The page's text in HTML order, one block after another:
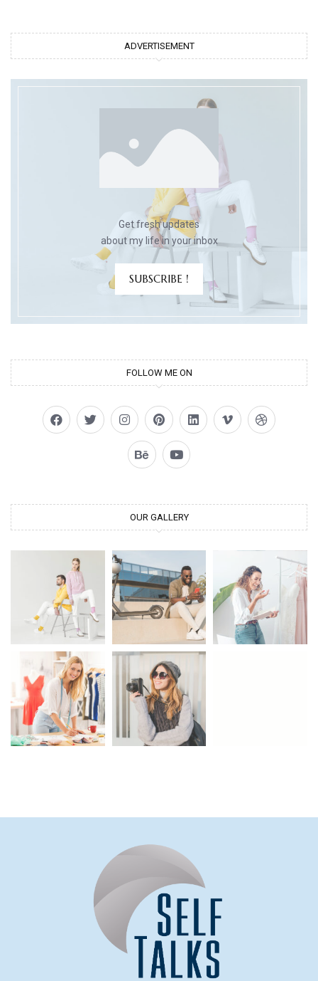
ADVERTISEMENT
Get fresh updates
about my life in your inbox
SUBSCRIBE !
FOLLOW ME ON
OUR GALLERY